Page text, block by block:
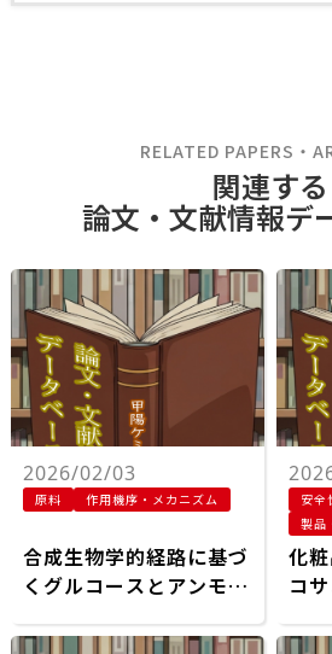
RELATED PAPERS・
関連する
論文・文献情報デ
2026/02/03
原料 作用機序・メカニズム
合成生物学的経路に基づ
くグルコースとアンモニ
サミン蓄積の促進のため
安全
製品
化
コ